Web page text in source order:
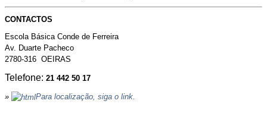
CONTACTOS
Escola Básica Conde de Ferreira
Av. Duarte Pacheco
2780-316 OEIRAS
Telefone: 21 442 50 17
» Para localização, siga o link